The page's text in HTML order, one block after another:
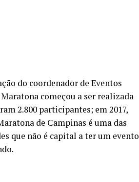
do coordenador de Eventos
começou a ser realizada
2.800 participantes; em 2017,
de Campinas é uma das
que não é capital a ter um evento